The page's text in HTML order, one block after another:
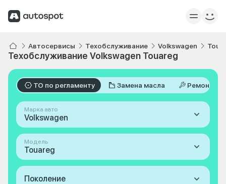
Автосервисы Техобслуживание Volkswagen
Техобслуживание Volkswagen Touareg
ТО по регламенту Замена масла Ремонт
Марка авто
Volkswagen
Модель
Touareg
Поколение